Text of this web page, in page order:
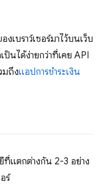
เบราว์เซอร์มาไว้บนเว็บ
นได้ง่ายกว่าที่เคย API
มถึงแอปการชำระเงิน
ที่แตกต่างกัน 2-3 อย่าง
ร์